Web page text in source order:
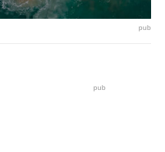
pub
pub